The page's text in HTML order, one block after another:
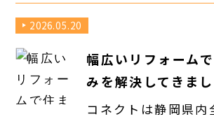
2026.05.20
幅広いリフォーム
みを解決してきま
コネクトは静岡県内